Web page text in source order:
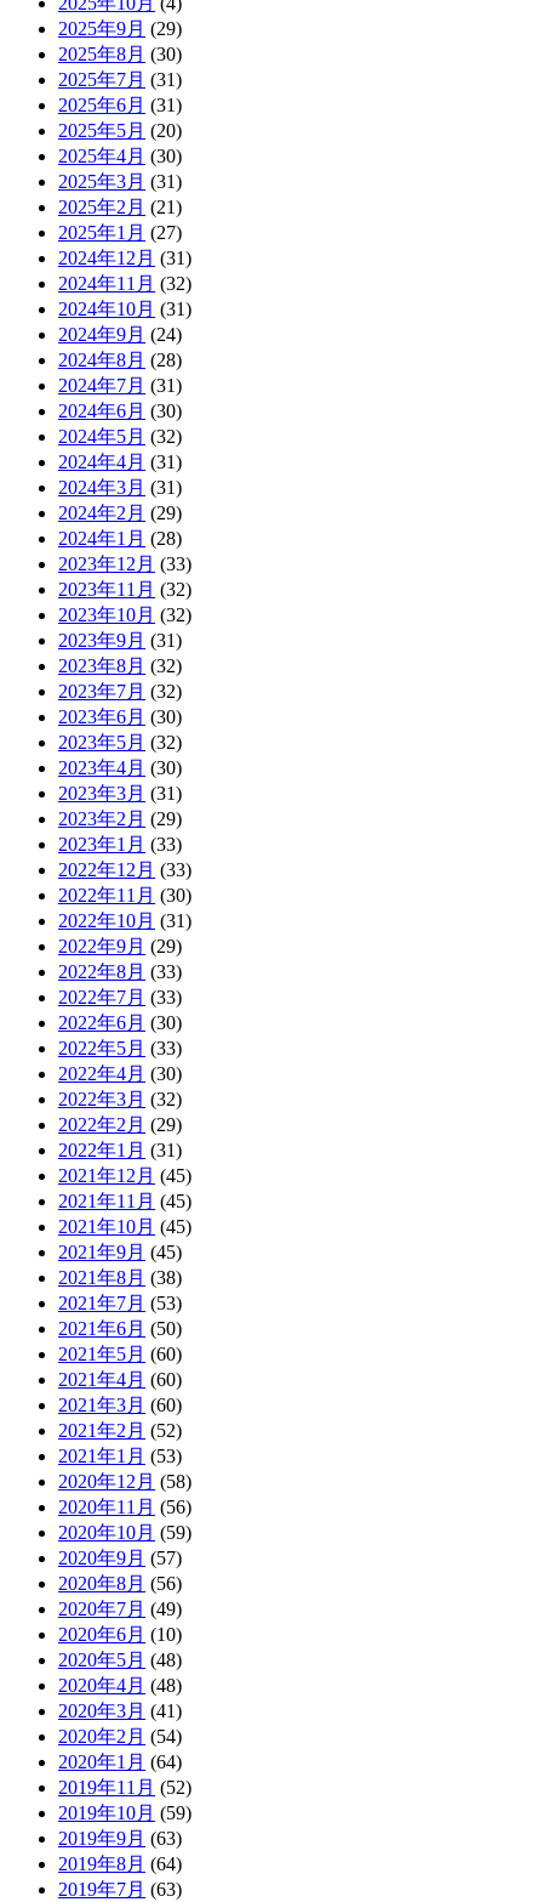
2025年9月 (29)
2025年8月 (30)
2025年7月 (31)
2025年6月 (31)
2025年5月 (20)
2025年4月 (30)
2025年3月 (31)
2025年2月 (21)
2025年1月 (27)
2024年12月 (31)
2024年11月 (32)
2024年10月 (31)
2024年9月 (24)
2024年8月 (28)
2024年7月 (31)
2024年6月 (30)
2024年5月 (32)
2024年4月 (31)
2024年3月 (31)
2024年2月 (29)
2024年1月 (28)
2023年12月 (33)
2023年11月 (32)
2023年10月 (32)
2023年9月 (31)
2023年8月 (32)
2023年7月 (32)
2023年6月 (30)
2023年5月 (32)
2023年4月 (30)
2023年3月 (31)
2023年2月 (29)
2023年1月 (33)
2022年12月 (33)
2022年11月 (30)
2022年10月 (31)
2022年9月 (29)
2022年8月 (33)
2022年7月 (33)
2022年6月 (30)
2022年5月 (33)
2022年4月 (30)
2022年3月 (32)
2022年2月 (29)
2022年1月 (31)
2021年12月 (45)
2021年11月 (45)
2021年10月 (45)
2021年9月 (45)
2021年8月 (38)
2021年7月 (53)
2021年6月 (50)
2021年5月 (60)
2021年4月 (60)
2021年3月 (60)
2021年2月 (52)
2021年1月 (53)
2020年12月 (58)
2020年11月 (56)
2020年10月 (59)
2020年9月 (57)
2020年8月 (56)
2020年7月 (49)
2020年6月 (10)
2020年5月 (48)
2020年4月 (48)
2020年3月 (41)
2020年2月 (54)
2020年1月 (64)
2019年11月 (52)
2019年10月 (59)
2019年9月 (63)
2019年8月 (64)
2019年7月 (63)